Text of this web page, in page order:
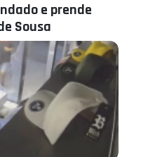
e prende
Sousa